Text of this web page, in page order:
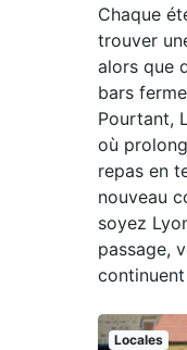
Chaque
trouver
alors que
bars
Pourtant,
où
repas en
nouveau
soyez
passage,
Locales